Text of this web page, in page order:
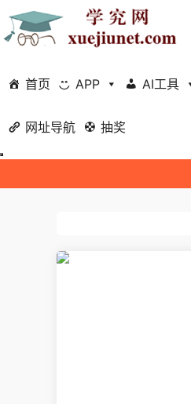
首页 APP AI工具
网址导航 抽奖